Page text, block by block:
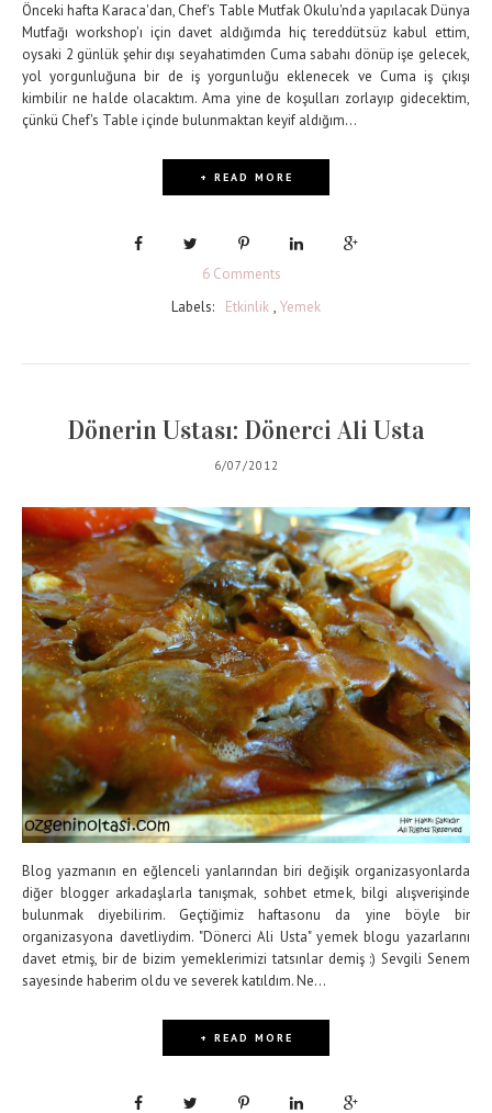
Önceki hafta Karaca'dan, Chef's Table Mutfak Okulu'nda yapılacak Dünya
Mutfağı workshop'ı için davet aldığımda hiç tereddütsüz kabul ettim,
oysaki 2 günlük şehir dışı seyahatimden Cuma sabahı dönüp işe gelecek,
yol yorgunluğuna bir de iş yorgunluğu eklenecek ve Cuma iş çıkışı
kimbilir ne halde olacaktım. Ama yine de koşulları zorlayıp gidecektim,
çünkü Chef's Table içinde bulunmaktan keyif aldığım...
+ READ MORE
6 Comments
Labels:
Etkinlik , Yemek
Dönerin Ustası: Dönerci Ali Usta
6/07/2012
Blog yazmanın en eğlenceli yanlarından biri değişik organizasyonlarda
diğer blogger arkadaşlarla tanışmak, sohbet etmek, bilgi alışverişinde
bulunmak diyebilirim. Geçtiğimiz haftasonu da yine böyle bir
organizasyona davetliydim. "Dönerci Ali Usta" yemek blogu yazarlarını
davet etmiş, bir de bizim yemeklerimizi tatsınlar demiş :) Sevgili Senem
sayesinde haberim oldu ve severek katıldım. Ne...
+ READ MORE